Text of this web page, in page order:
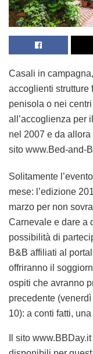
Casali in
accoglienti
penisola o nei
all’accoglienza per
nel 2007 e da
sito www.Bed-and-
Solitamente
mese: l’edizione
marzo per non
Carnevale e dare a
possibilità di
B&B affiliati al
offriranno il
ospiti che avranno
precedente
10): a conti fatti,
Il sito